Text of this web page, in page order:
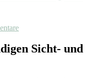
Sicht- und